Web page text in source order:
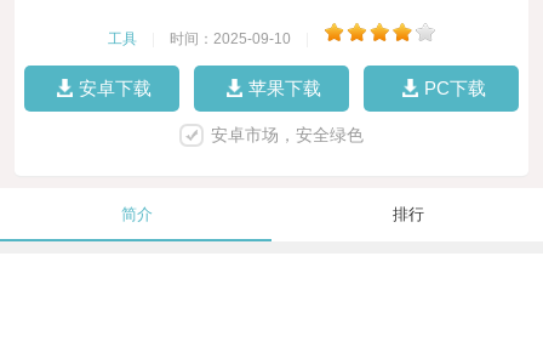
工具 时间：2025-09-10
安卓下载 苹果下载 PC下载
安卓市场，安全绿色
简介 排行